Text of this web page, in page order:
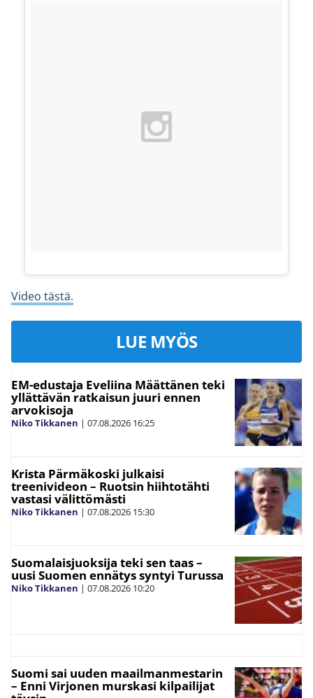
Video tästä.
LUE MYÖS
EM-edustaja Eveliina Määttänen teki
yllättävän ratkaisun juuri ennen
arvokisoja
Niko Tikkanen | 07.08.2026 16:25
Krista Pärmäkoski julkaisi
treenivideon – Ruotsin hiihtotähti
vastasi välittömästi
Niko Tikkanen | 07.08.2026 15:30
Suomalaisjuoksija teki sen taas –
uusi Suomen ennätys syntyi Turussa
Niko Tikkanen | 07.08.2026 10:20
Suomi sai uuden maailmanmestarin
– Enni Virjonen murskasi kilpailijat